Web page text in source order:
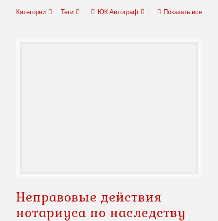
Категории Теги ЮК Автограф Показать все
Неправовые действия
нотариуса по наследству